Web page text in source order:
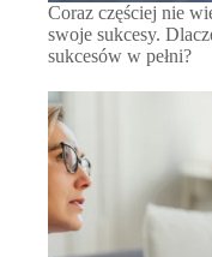
Coraz częściej nie
swoje sukcesy.
sukcesów w pełni?